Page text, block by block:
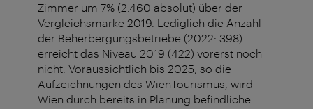
Zimmer um 7% (2.460 absolut) über der
Vergleichsmarke 2019. Lediglich die Anzahl
der Beherbergungsbetriebe (2022: 398)
erreicht das Niveau 2019 (422) vorerst noch
nicht. Voraussichtlich bis 2025, so die
Aufzeichnungen des WienTourismus, wird
Wien durch bereits in Planung befindliche